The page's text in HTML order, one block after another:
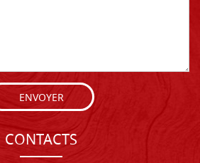
ENVOYER
CONTACTS